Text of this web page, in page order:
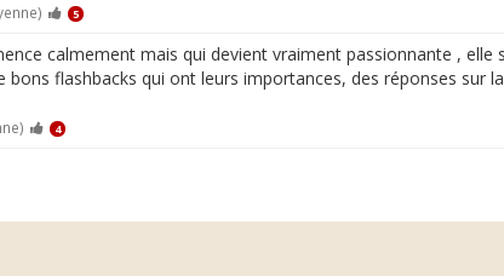
5
calmement mais qui devient vraiment passionnante , elle
flashbacks qui ont leurs importances, des réponses sur
4